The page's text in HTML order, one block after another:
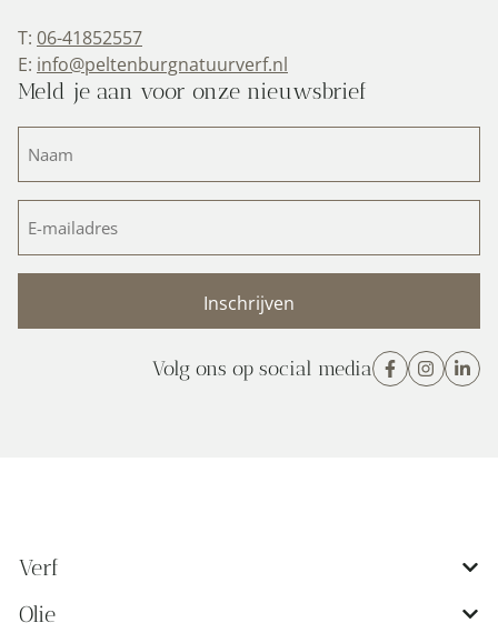
T: 06-41852557
E: info@peltenburgnatuurverf.nl
Meld je aan voor onze nieuwsbrief
(Vereist)
mailadres
Volg ons op social media
Verf
Olie